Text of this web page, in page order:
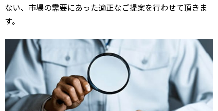
ない、市場の需要にあった適正なご提案を行わせて頂きま
す。